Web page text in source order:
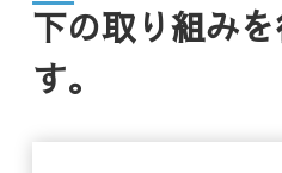
下の取り組み
す。